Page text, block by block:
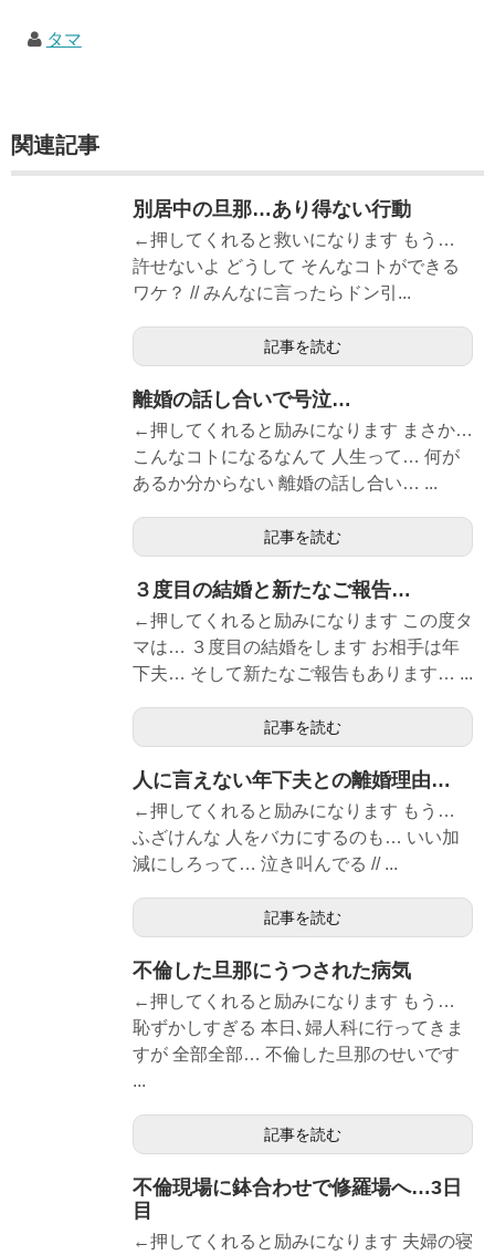
タマ
関連記事
別居中の旦那…あり得ない行動
←押してくれると救いになります もう…
許せないよ どうして そんなコトができる
ワケ？ // みんなに言ったらドン引...
記事を読む
離婚の話し合いで号泣…
←押してくれると励みになります まさか…
こんなコトになるなんて 人生って… 何が
あるか分からない 離婚の話し合い… ...
記事を読む
３度目の結婚と新たなご報告…
←押してくれると励みになります この度タ
マは… ３度目の結婚をします お相手は年
下夫… そして新たなご報告もあります… ...
記事を読む
人に言えない年下夫との離婚理由…
←押してくれると励みになります もう…
ふざけんな 人をバカにするのも… いい加
減にしろって… 泣き叫んでる // ...
記事を読む
不倫した旦那にうつされた病気
←押してくれると励みになります もう…
恥ずかしすぎる 本日､婦人科に行ってきま
すが 全部全部… 不倫した旦那のせいです
...
記事を読む
不倫現場に鉢合わせで修羅場へ…3日
目
←押してくれると励みになります 夫婦の寝